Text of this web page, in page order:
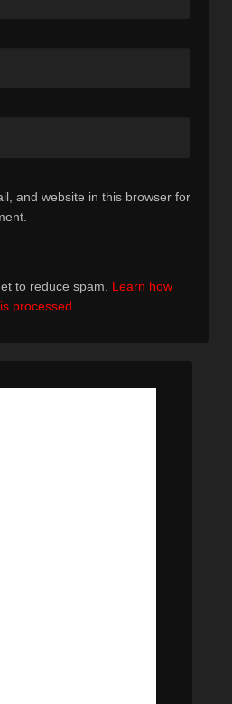
and website in this browser for
to reduce spam. Learn how
processed.